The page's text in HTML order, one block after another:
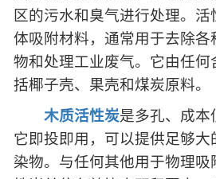
区的污水和臭气进行处理。活
体吸附材料，通常用于去除各
物和处理工业废气。它由任何
括椰子壳、果壳和煤炭原料。
木质活性炭是多孔、成本
它即投即用，可以提供足够大
染物。与任何其他用于物理吸